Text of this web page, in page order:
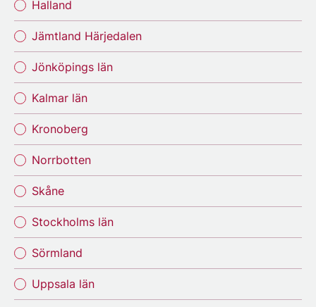
Halland
Jämtland Härjedalen
Jönköpings län
Kalmar län
Kronoberg
Norrbotten
Skåne
Stockholms län
Sörmland
Uppsala län